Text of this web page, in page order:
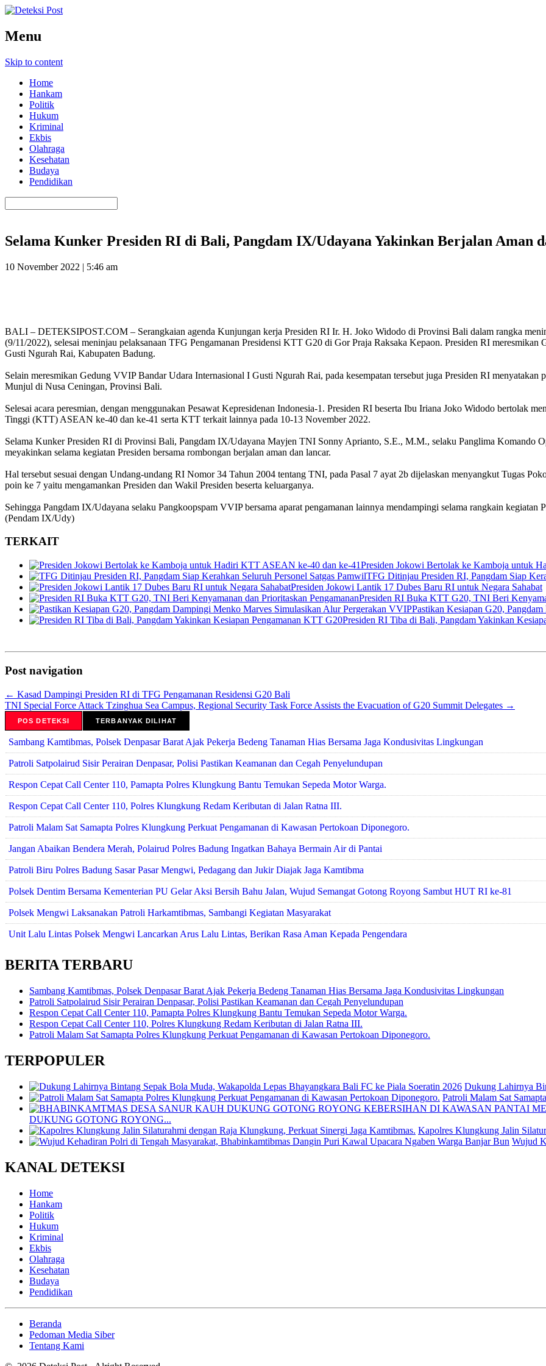
Menu
Skip to content
Home
Hankam
Politik
Hukum
Kriminal
Ekbis
Olahraga
Kesehatan
Budaya
Pendidikan
Selama Kunker Presiden RI di Bali, Pangdam IX/Udayana Yakinkan Berjalan Aman
10 November 2022 | 5:46 am
BALI – DETEKSIPOST.COM – Serangkaian agenda Kunjungan kerja Presiden RI Ir. H. Joko Widodo di Provinsi Bali dalam rangka
(9/11/2022), selesai meninjau pelaksanaan TFG Pengamanan Presidensi KTT G20 di Gor Praja Raksaka Kepaon. Presiden RI
Gusti Ngurah Rai, Kabupaten Badung.
Selain meresmikan Gedung VVIP Bandar Udara Internasional I Gusti Ngurah Rai, pada kesempatan tersebut juga Presiden RI menyatakan
Munjul di Nusa Ceningan, Provinsi Bali.
Selesai acara peresmian, dengan menggunakan Pesawat Kepresidenan Indonesia-1. Presiden RI beserta Ibu Iriana Joko Widodo bertolak
Tinggi (KTT) ASEAN ke-40 dan ke-41 serta KTT terkait lainnya pada 10-13 November 2022.
Selama Kunker Presiden RI di Provinsi Bali, Pangdam IX/Udayana Mayjen TNI Sonny Aprianto, S.E., M.M., selaku Panglima Komando
meyakinkan selama kegiatan Presiden bersama rombongan berjalan aman dan lancar.
Hal tersebut sesuai dengan Undang-undang RI Nomor 34 Tahun 2004 tentang TNI, pada Pasal 7 ayat 2b dijelaskan menyangkut Tugas
poin ke 7 yaitu mengamankan Presiden dan Wakil Presiden beserta keluarganya.
Sehingga Pangdam IX/Udayana selaku Pangkoopspam VVIP bersama aparat pengamanan lainnya mendampingi selama rangkain
(Pendam IX/Udy)
TERKAIT
Presiden Jokowi Bertolak ke Kamboja untuk
TFG Ditinjau Presiden RI, Pangdam Siap
Presiden Jokowi Lantik 17 Dubes Baru RI untuk Negara Sahabat
Presiden RI Buka KTT G20, TNI Beri
Pastikan Kesiapan G20,
Presiden RI Tiba di Bali, Pangdam Yakinkan
Post navigation
← Kasad Dampingi Presiden RI di TFG Pengamanan Residensi G20 Bali
TNI Special Force Attack Tzinghua Sea Campus, Regional Security Task Force Assists the Evacuation of G20 Summit Delegates →
POS DETEKSI TERBANYAK DILIHAT
Sambang Kamtibmas, Polsek Denpasar Barat Ajak Pekerja Bedeng Tanaman Hias Bersama Jaga Kondusivitas Lingkungan
Patroli Satpolairud Sisir Perairan Denpasar, Polisi Pastikan Keamanan dan Cegah Penyelundupan
Respon Cepat Call Center 110, Pamapta Polres Klungkung Bantu Temukan Sepeda Motor Warga.
Respon Cepat Call Center 110, Polres Klungkung Redam Keributan di Jalan Ratna III.
Patroli Malam Sat Samapta Polres Klungkung Perkuat Pengamanan di Kawasan Pertokoan Diponegoro.
Jangan Abaikan Bendera Merah, Polairud Polres Badung Ingatkan Bahaya Bermain Air di Pantai
Patroli Biru Polres Badung Sasar Pasar Mengwi, Pedagang dan Jukir Diajak Jaga Kamtibma
Polsek Dentim Bersama Kementerian PU Gelar Aksi Bersih Bahu Jalan, Wujud Semangat Gotong Royong Sambut HUT RI ke-81
Polsek Mengwi Laksanakan Patroli Harkamtibmas, Sambangi Kegiatan Masyarakat
Unit Lalu Lintas Polsek Mengwi Lancarkan Arus Lalu Lintas, Berikan Rasa Aman Kepada Pengendara
BERITA TERBARU
Sambang Kamtibmas, Polsek Denpasar Barat Ajak Pekerja Bedeng Tanaman Hias Bersama Jaga Kondusivitas Lingkungan
Patroli Satpolairud Sisir Perairan Denpasar, Polisi Pastikan Keamanan dan Cegah Penyelundupan
Respon Cepat Call Center 110, Pamapta Polres Klungkung Bantu Temukan Sepeda Motor Warga.
Respon Cepat Call Center 110, Polres Klungkung Redam Keributan di Jalan Ratna III.
Patroli Malam Sat Samapta Polres Klungkung Perkuat Pengamanan di Kawasan Pertokoan Diponegoro.
TERPOPULER
Dukung Lahirnya
Patroli Malam Sat
DUKUNG GOTONG ROYONG...
Kapolres Klungkung Jalin
Wujud
KANAL DETEKSI
Home
Hankam
Politik
Hukum
Kriminal
Ekbis
Olahraga
Kesehatan
Budaya
Pendidikan
Beranda
Pedoman Media Siber
Tentang Kami